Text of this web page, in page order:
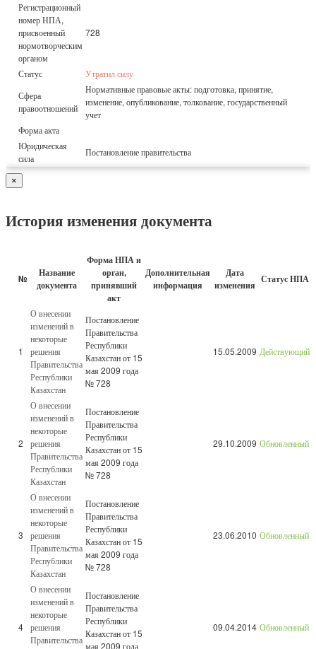
Регистрационный
номер НПА,
присвоенный
нормотворческим
органом
728
Статус
Утратил силу
Сфера
правоотношений
Нормативные правовые акты: подготовка, принятие,
изменение, опубликование, толкование, государственный
учет
Форма акта
Юридическая
сила
Постановление правительства
×
История изменения документа
№
Название
документа
Форма НПА и
орган,
принявший
акт
Дополнительная
информация
Дата
изменения Статус НПА
1
О внесении
изменений в
некоторые
решения
Правительства
Республики
Казахстан
Постановление
Правительства
Республики
Казахстан от 15
мая 2009 года
№ 728
15.05.2009 Действующий
2
О внесении
изменений в
некоторые
решения
Правительства
Республики
Казахстан
Постановление
Правительства
Республики
Казахстан от 15
мая 2009 года
№ 728
29.10.2009 Обновленный
3
О внесении
изменений в
некоторые
решения
Правительства
Республики
Казахстан
Постановление
Правительства
Республики
Казахстан от 15
мая 2009 года
№ 728
23.06.2010 Обновленный
4
О внесении
изменений в
некоторые
решения
Правительства
Постановление
Правительства
Республики
Казахстан от 15
мая 2009 года
09.04.2014 Обновленный